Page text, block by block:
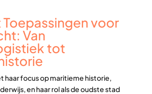
Toepassingen voor
Van
tot
haar focus op maritieme historie,
en haar rol als de oudste stad